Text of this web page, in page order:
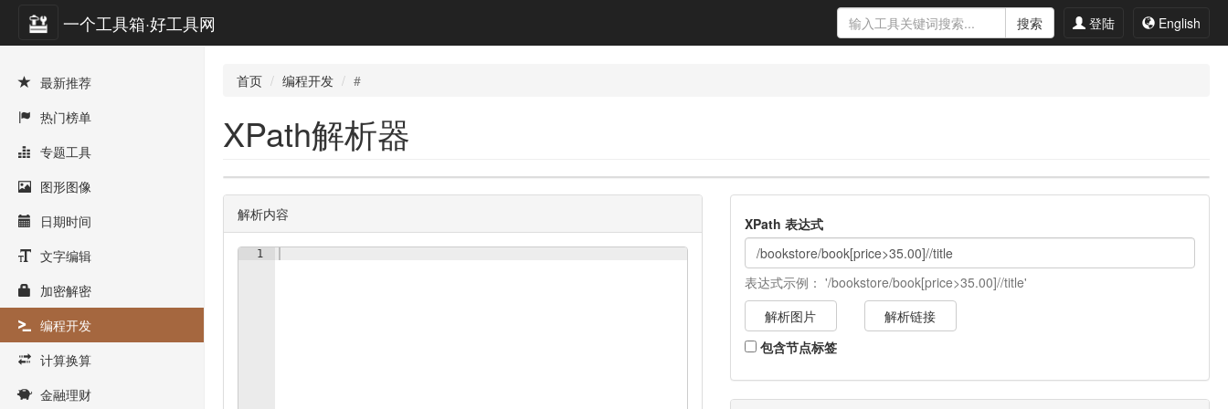
一个工具箱·好工具网 搜索 登陆 English
最新推荐
热门榜单
专题工具
图形图像
日期时间
文字编辑
加密解密
编程开发
计算换算
金融理财
首页 编程开发 #
XPath解析器
解析内容
1
XPath 表达式
表达式示例： '/bookstore/book[price>35.00]//title'
解析图片
解析链接
包含节点标签